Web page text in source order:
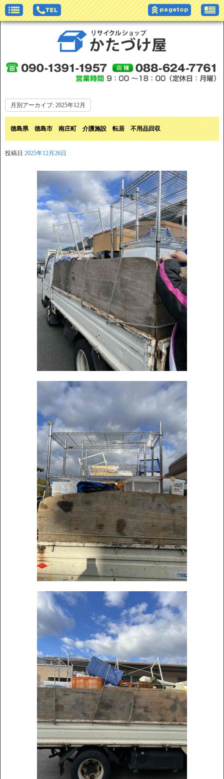
月別アーカイブ: 2025年12月
徳島県 徳島市 南庄町 介護施設 転居 不用品回収
投稿日 2025年12月26日